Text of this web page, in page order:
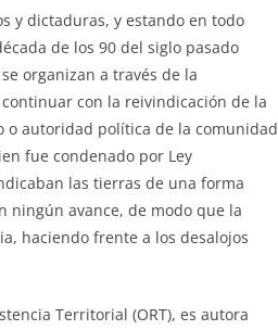
y dictaduras, y estando en todo
de los 90 del siglo pasado
organizan a través de la
con la reivindicación de la
o autoridad política de la comunidad
fue condenado por Ley
las tierras de una forma
ningún avance, de modo que la
haciendo frente a los desalojos
Territorial (ORT), es autora